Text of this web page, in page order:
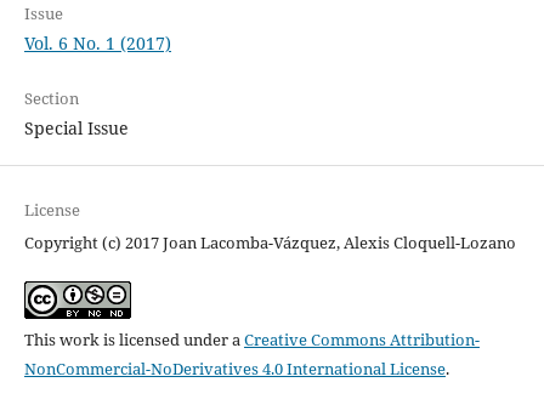
Issue
Vol. 6 No. 1 (2017)
Section
Special Issue
License
Copyright (c) 2017 Joan Lacomba-Vázquez, Alexis Cloquell-Lozano
This work is licensed under a Creative Commons Attribution-
NonCommercial-NoDerivatives 4.0 International License.